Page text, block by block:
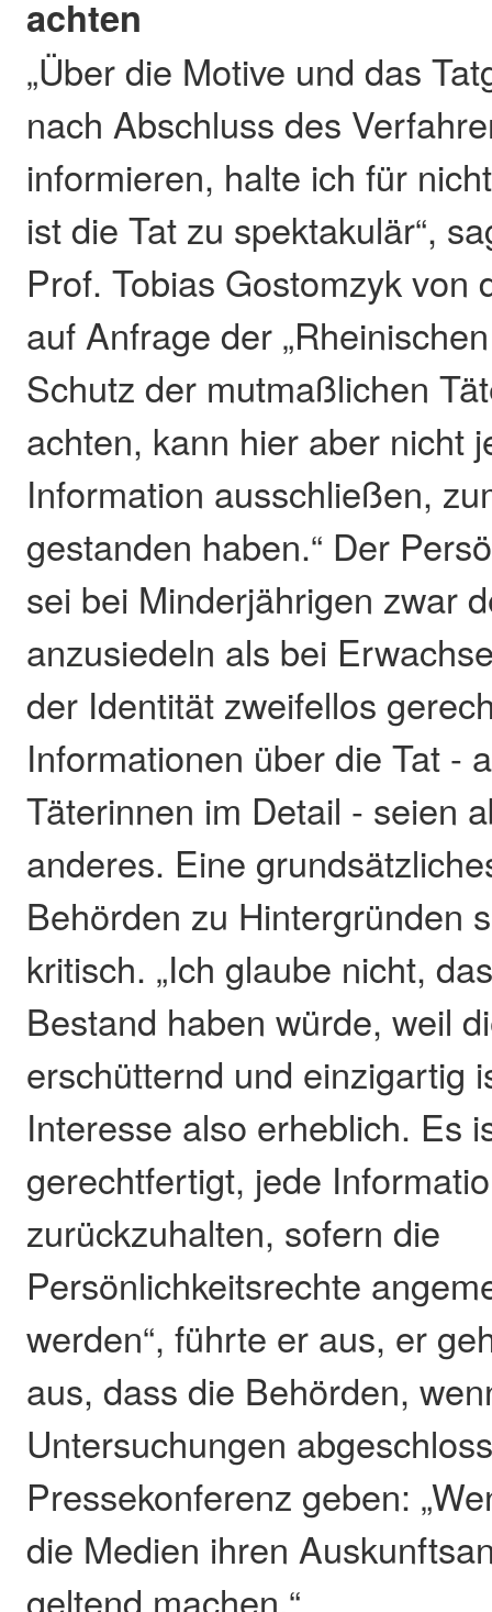
achten
„Über die Motive und das
nach Abschluss des
informieren, halte ich für
ist die Tat zu spektakulär“,
Prof. Tobias Gostomzyk von
auf Anfrage der
Schutz der mutmaßlichen
achten, kann hier aber nicht
Information ausschließen,
gestanden haben.“ Der
sei bei Minderjährigen zwar
anzusiedeln als bei
der Identität zweifellos
Informationen über die Tat -
Täterinnen im Detail - seien
anderes. Eine
Behörden zu Hintergründen
kritisch. „Ich glaube nicht,
Bestand haben würde, weil
erschütternd und einzigartig
Interesse also erheblich. Es
gerechtfertigt, jede
zurückzuhalten, sofern die
Persönlichkeitsrechte
werden“, führte er aus, er
aus, dass die Behörden,
Untersuchungen
Pressekonferenz geben:
die Medien ihren
geltend machen.“